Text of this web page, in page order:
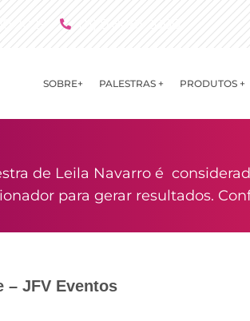
SOBRE+ PALESTRAS + PRODUTOS +
de Leila Navarro é
para gerar resultados.
– JFV Eventos